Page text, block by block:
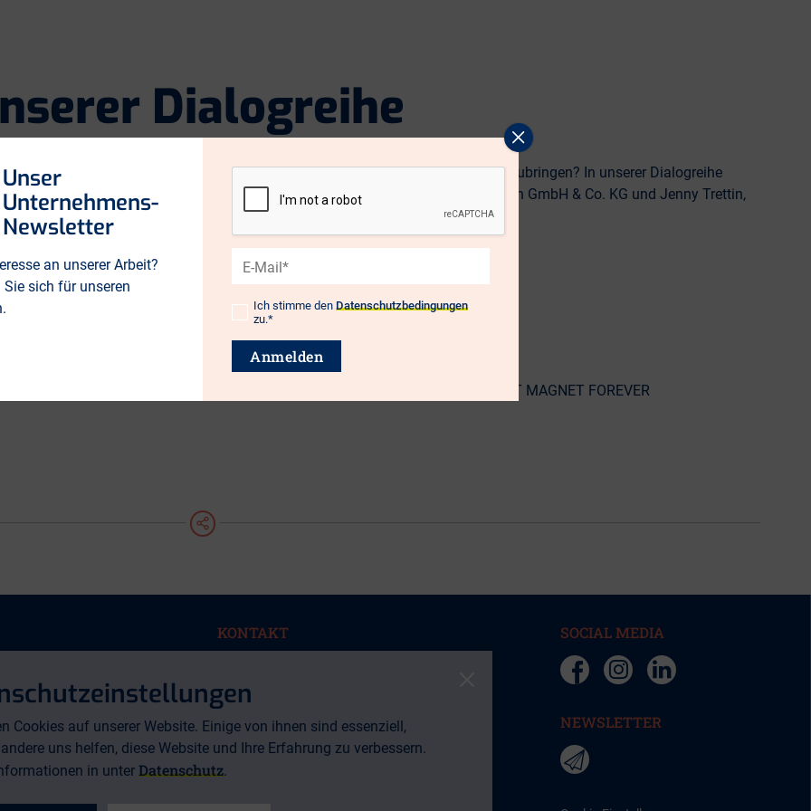
Dialogreihe
Was kann ich meine Mitarbeitenden motivieren zu bleiben und sich aktiv einzubringen? In unserer Dialogreihe
Mit dabei: Martin Forchheim, Gründer und Geschäftsführer der 4medien GmbH & Co. KG und Jenny Trettin,
sowie Personalverantwortliche in KMU
Brandenburg, Regionales Fachkräfte-Bündnis und Marina Diané von TALENT MAGNET FOREVER
teilen
popup
schliessen
Unser
Unternehmens-
Newsletter
an unserer Arbeit?
sich für unseren
E-
Mail*
Datenschutz*
Ich stimme den Datenschutzbedingungen
zu.*
Anmelden
Cookies auf unserer Website. Einige von ihnen sind essenziell,
uns helfen, diese Website und Ihre Erfahrung zu verbessern.
in unter Datenschutz.
KONTAKT
Lorenzweg 5
Telefon: 030 / 5130 192-12
SOCIAL MEDIA
facebook
instagraminstagram
NEWSLETTER
newsletter